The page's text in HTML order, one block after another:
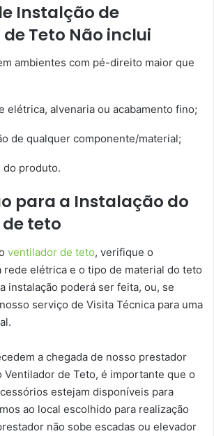
Instalção de
Teto Não inclui
ambientes com pé-direito maior que
elétrica, alvenaria ou acabamento fino;
de qualquer componente/material;
do produto.
para a Instalação do
teto
ventilador de teto, verifique o
rede elétrica e o tipo de material do teto
instalação poderá ser feita, ou, se
serviço de Visita Técnica para uma
a chegada de nosso prestador
Ventilador de Teto, é importante que o
estejam disponíveis para
ao local escolhido para realização
não sobe escadas ou elevador